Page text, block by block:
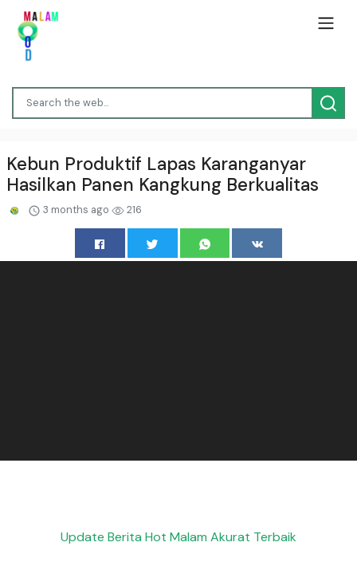
⁠Kebun Produktif Lapas Karanganyar
Hasilkan Panen Kangkung Berkualitas
3 months ago 216
Update Berita Hot Malam Akurat Terbaik